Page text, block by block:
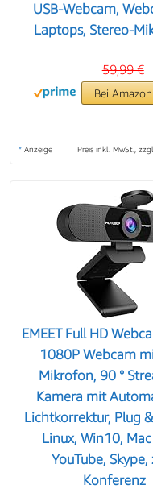
USB-Webcam,
Laptops, Stereo-
59,99 €
Bei
* Anzeige Preis inkl. MwSt.,
EMEET Full HD
1080P Webcam
Mikrofon, 90 °
Kamera mit
Lichtkorrektur, Plug
Linux, Win10, Mac
YouTube, Skype,
Konferenz